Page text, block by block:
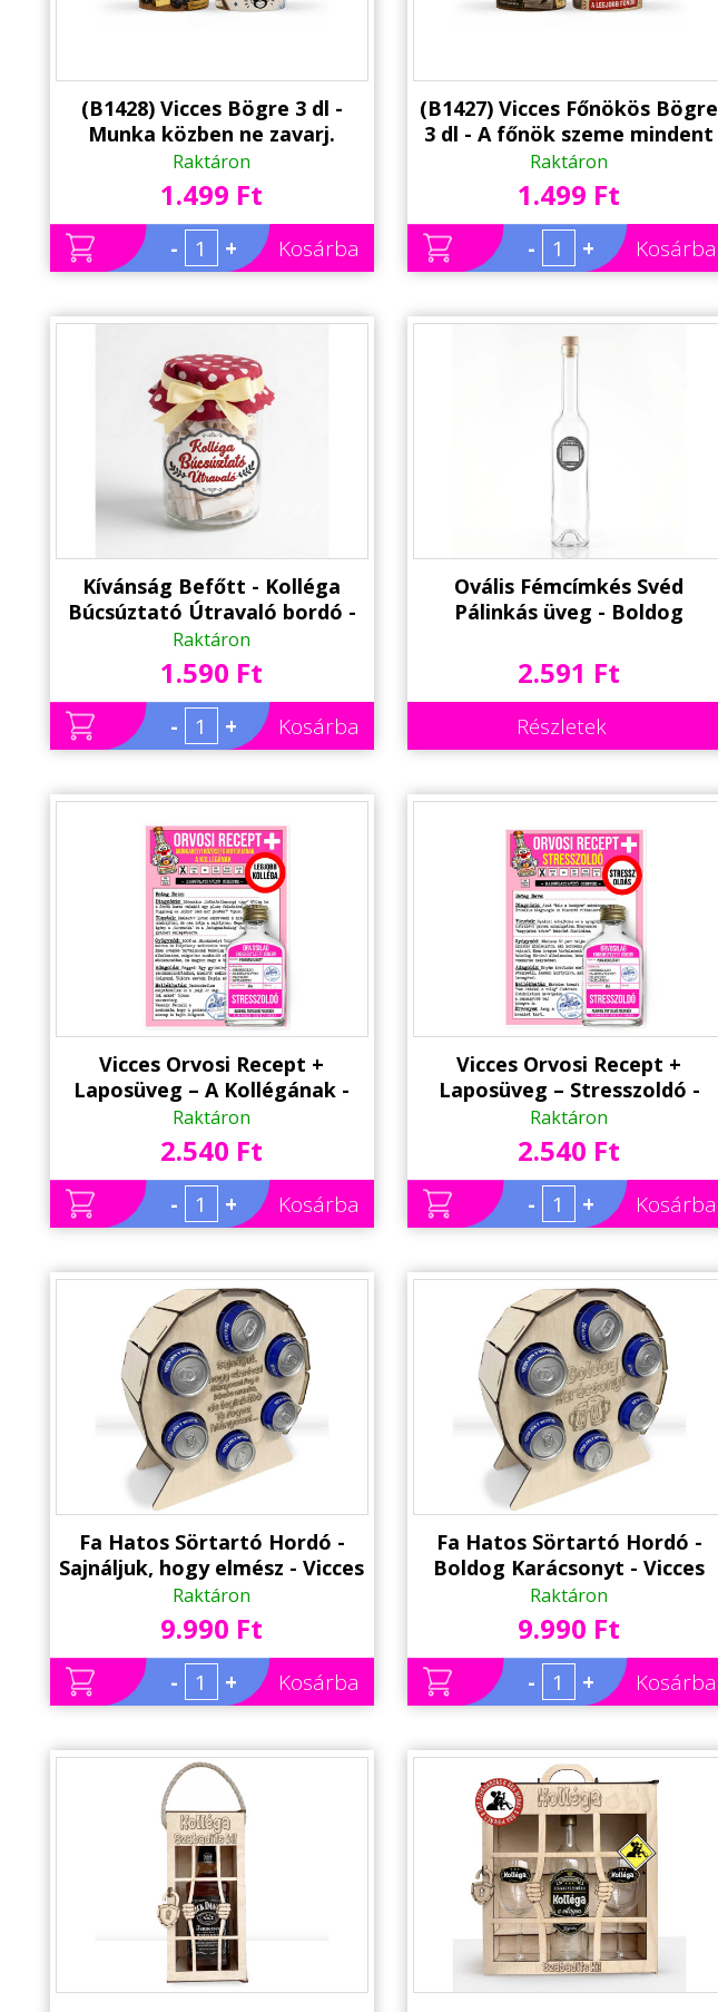
(B1428) Vicces Bögre 3 dl -
Munka közben ne zavarj.
Pihenek - Vicces Ajándék
Kollégának
Raktáron
1.499 Ft
- + Kosárba
(B1427) Vicces Főnökös Bögre
3 dl - A főnök szeme mindent
lát. Főleg a hibákat - Vicces
Ajándék Főnöknek
Raktáron
1.499 Ft
- + Kosárba
Kívánság Befőtt - Kolléga
Búcsúztató Útravaló bordó -
Ajándék Kolléga Búcsúztatóra
Raktáron
1.590 Ft
- + Kosárba
Ovális Fémcímkés Svéd
Pálinkás üveg - Boldog
Egyedi Számmal Rendelhető
Születésnapi Ajándék
2.591 Ft
Részletek
Vicces Orvosi Recept +
Laposüveg – A Kollégának -
Vicces Ajándék Kollégának
Raktáron
2.540 Ft
- + Kosárba
Vicces Orvosi Recept +
Laposüveg – Stresszoldó -
Vicces Ajándék Kollégának
Raktáron
2.540 Ft
- + Kosárba
Fa Hatos Sörtartó Hordó -
Sajnáljuk, hogy elmész - Vicces
Sörös Ajándék Munkahelyi
Kolléga Búcsúztatóra
Raktáron
9.990 Ft
- + Kosárba
Fa Hatos Sörtartó Hordó -
Boldog Karácsonyt - Vicces
Sörös Karácsonyi Ajándék
Raktáron
9.990 Ft
- + Kosárba